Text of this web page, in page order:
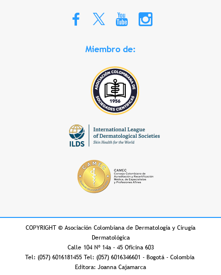
Miembro de:
COPYRIGHT © Asociación Colombiana de Dermatología y Cirugía
Dermatológica
Calle 104 Nº 14a - 45 Oficina 603
Tel: (057) 6016181455 Tel: (057) 6016346601 - Bogotá - Colombia
Editora: Joanna Cajamarca